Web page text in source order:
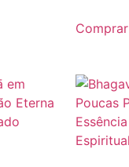
Comprar